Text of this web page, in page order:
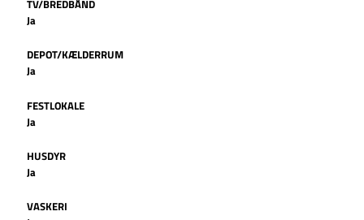
TV/BREDBÅND
Ja
DEPOT/KÆLDERRUM
Ja
FESTLOKALE
Ja
HUSDYR
Ja
VASKERI